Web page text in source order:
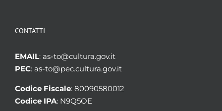
CONTATTI
EMAIL: as-to@cultura.gov.it
PEC: as-to@pec.cultura.gov.it
Codice Fiscale: 80090580012
Codice IPA: N9Q5OE